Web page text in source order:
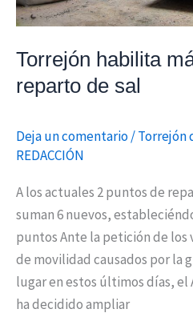
Torrejón habilita
reparto de sal
Deja un comentario/Torrejón
REDACCIÓN
A los actuales 2 puntos de
suman 6 nuevos,
puntos Ante la petición de los
de movilidad causados por la
lugar en estos últimos días,
ha decidido ampliar